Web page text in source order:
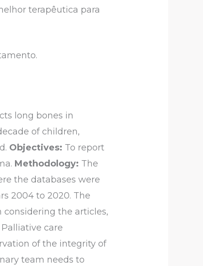
terapêutica para
long bones in
of children,
Objectives: To report
Methodology: The
the databases were
2004 to 2020. The
considering the articles,
Palliative care
of the integrity of
team needs to